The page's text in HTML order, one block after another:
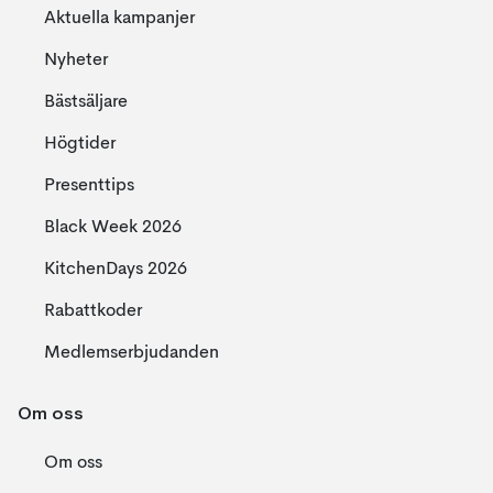
Aktuella kampanjer
Nyheter
Bästsäljare
Högtider
Presenttips
Black Week 2026
KitchenDays 2026
Rabattkoder
Medlemserbjudanden
Om oss
Om oss